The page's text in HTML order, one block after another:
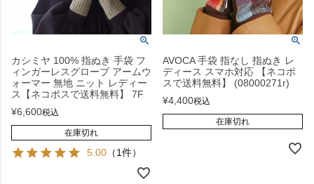
カシミヤ 100% 指ぬき 手袋 フ
ィンガーレスグローブ アームウ
ォーマー 無地 ニット レディー
ス【ネコポスで送料無料】 7F
¥6,600税込
在庫切れ
5.00 （1件）
AVOCA 手袋 指なし 指ぬき レ
ディース スマホ対応 【ネコポ
スで送料無料】 (08000271r)
¥4,400税込
在庫切れ